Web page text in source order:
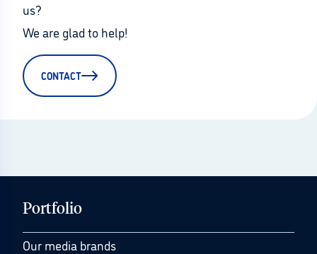
us?
We are glad to help!
CONTACT
Portfolio
Our media brands